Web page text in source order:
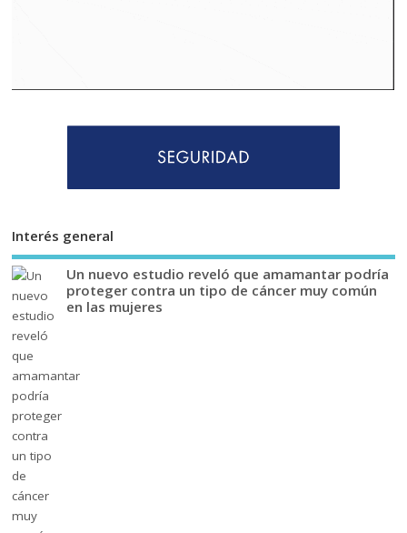
Interés general
Un nuevo estudio reveló que amamantar podría
proteger contra un tipo de cáncer muy común
en las mujeres